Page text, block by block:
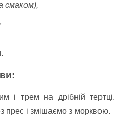
смаком),
і трем на дрібній тертці.
прес і змішаємо з морквою.